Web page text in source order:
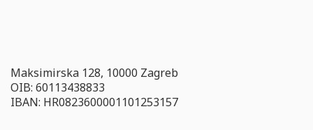
Maksimirska 128, 10000 Zagreb
OIB: 60113438833
IBAN: HR0823600001101253157